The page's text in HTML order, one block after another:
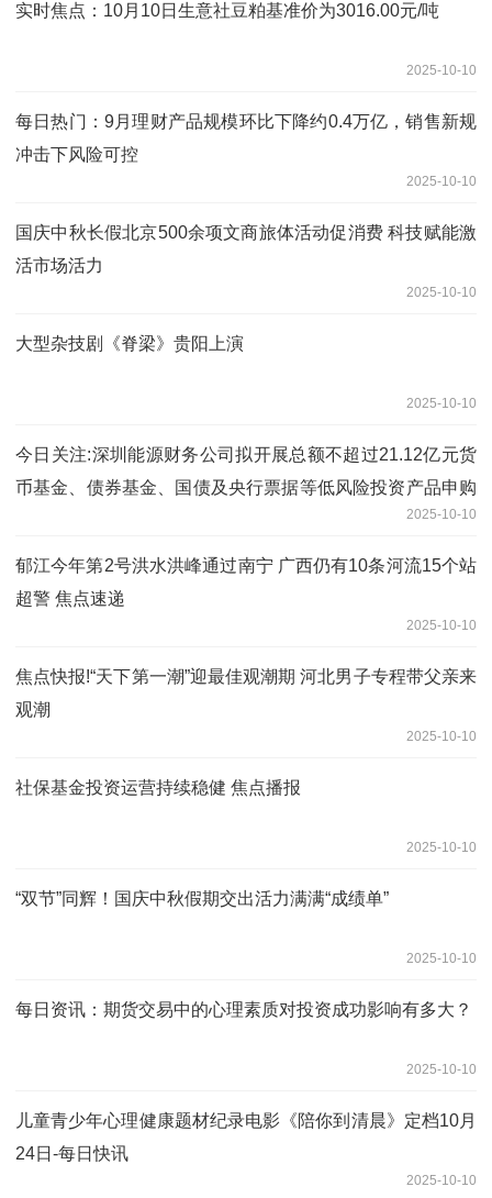
实时焦点：10月10日生意社豆粕基准价为3016.00元/吨
2025-10-10
每日热门：9月理财产品规模环比下降约0.4万亿，销售新规
冲击下风险可控
2025-10-10
国庆中秋长假北京500余项文商旅体活动促消费 科技赋能激
活市场活力
2025-10-10
大型杂技剧《脊梁》贵阳上演
2025-10-10
今日关注:深圳能源财务公司拟开展总额不超过21.12亿元货
币基金、债券基金、国债及央行票据等低风险投资产品申购
2025-10-10
郁江今年第2号洪水洪峰通过南宁 广西仍有10条河流15个站
超警 焦点速递
2025-10-10
焦点快报!“天下第一潮”迎最佳观潮期 河北男子专程带父亲来
观潮
2025-10-10
社保基金投资运营持续稳健 焦点播报
2025-10-10
“双节”同辉！国庆中秋假期交出活力满满“成绩单”
2025-10-10
每日资讯：期货交易中的心理素质对投资成功影响有多大？
2025-10-10
儿童青少年心理健康题材纪录电影《陪你到清晨》定档10月
24日-每日快讯
2025-10-10